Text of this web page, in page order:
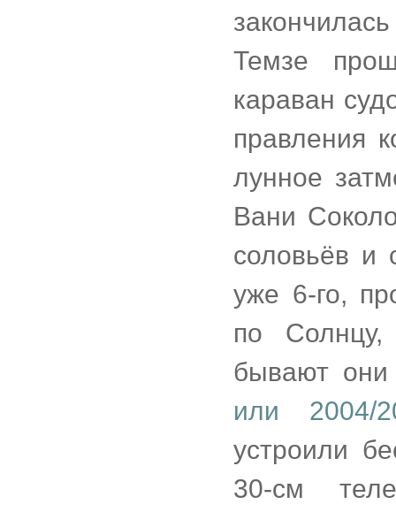
Темзе
караван
правления
лунное
Вани
соловьёв и
уже 6-го,
по
бывают
или 2004/
устроили
30-см